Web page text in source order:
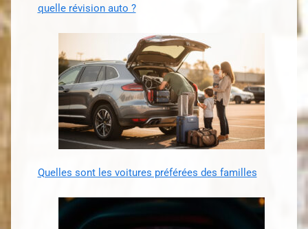
quelle révision auto ?
Quelles sont les voitures préférées des familles